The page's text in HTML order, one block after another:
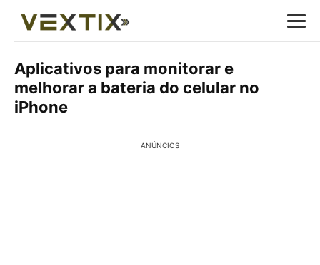
Aplicativos para monitorar e
melhorar a bateria do celular no
iPhone
ANÚNCIOS